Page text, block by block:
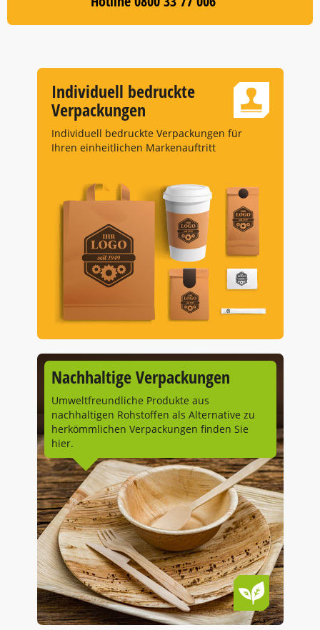
Individuell bedruckte
Verpackungen
Individuell bedruckte Verpackungen für
Ihren einheitlichen Markenauftritt
Nachhaltige Verpackungen
Umweltfreundliche Produkte aus
nachhaltigen Rohstoffen als Alternative zu
herkömmlichen Verpackungen finden Sie
hier.